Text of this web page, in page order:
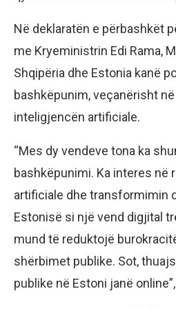
Në deklaratën e përbashkët
me Kryeministrin Edi Rama,
Shqipëria dhe Estonia kanë
bashkëpunim, veçanërisht
inteligjencën artificiale.
“Mes dy vendeve tona ka
bashkëpunimi. Ka interes në
artificiale dhe transformimin
Estonisë si një vend digjital
mund të reduktojë
shërbimet publike. Sot,
publike në Estoni janë